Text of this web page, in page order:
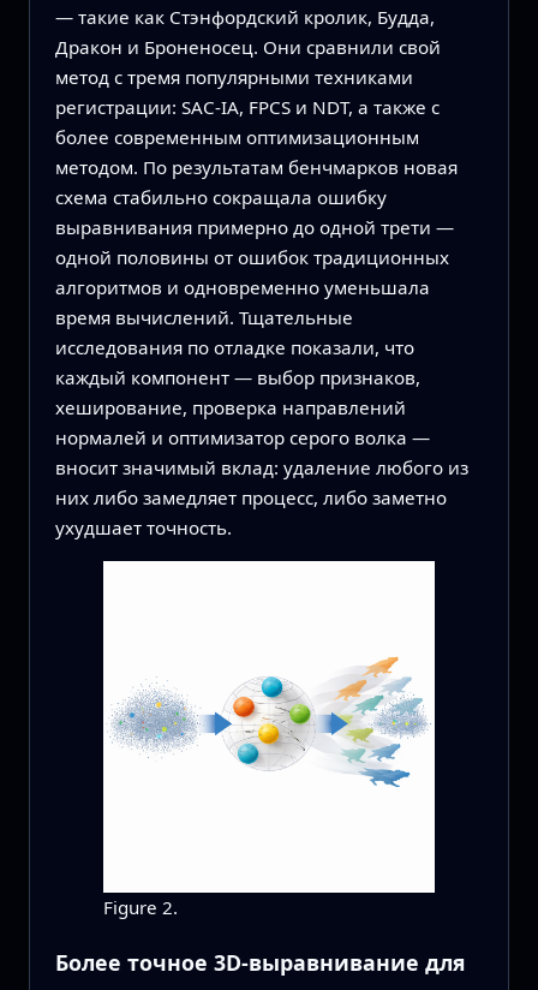
— такие как Стэнфордский кролик, Будда,
Дракон и Броненосец. Они сравнили свой
метод с тремя популярными техниками
регистрации: SAC‑IA, FPCS и NDT, а также с
более современным оптимизационным
методом. По результатам бенчмарков новая
схема стабильно сокращала ошибку
выравнивания примерно до одной трети —
одной половины от ошибок традиционных
алгоритмов и одновременно уменьшала
время вычислений. Тщательные
исследования по отладке показали, что
каждый компонент — выбор признаков,
хеширование, проверка направлений
нормалей и оптимизатор серого волка —
вносит значимый вклад: удаление любого из
них либо замедляет процесс, либо заметно
ухудшает точность.
Figure 2.
Более точное 3D‑выравнивание для